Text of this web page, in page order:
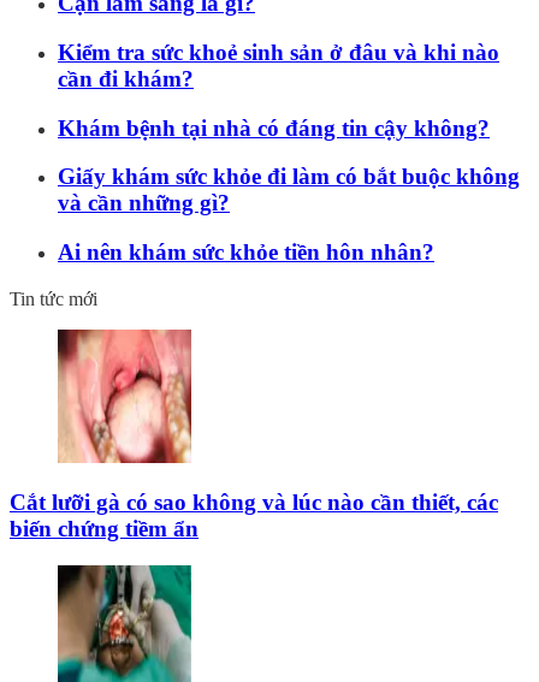
Kiểm tra sức khoẻ sinh sản ở đâu và khi nào
cần đi khám?
Khám bệnh tại nhà có đáng tin cậy không?
Giấy khám sức khỏe đi làm có bắt buộc không
và cần những gì?
Ai nên khám sức khỏe tiền hôn nhân?
Tin tức mới
Cắt lưỡi gà có sao không và lúc nào cần thiết, các
biến chứng tiềm ẩn